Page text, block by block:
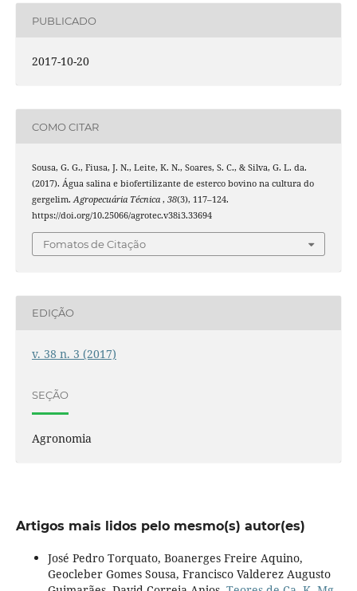
PUBLICADO
2017-10-20
COMO CITAR
Sousa, G. G., Fiusa, J. N., Leite, K. N., Soares, S. C., & Silva, G. L. da.
(2017). Água salina e biofertilizante de esterco bovino na cultura do
gergelim.Agropecuária Técnica , 38(3), 117–124.
https://doi.org/10.25066/agrotec.v38i3.33694
Fomatos de Citação
EDIÇÃO
v. 38 n. 3 (2017)
SEÇÃO
Agronomia
Artigos mais lidos pelo mesmo(s) autor(es)
José Pedro Torquato, Boanerges Freire Aquino,
Geocleber Gomes Sousa, Francisco Valderez Augusto